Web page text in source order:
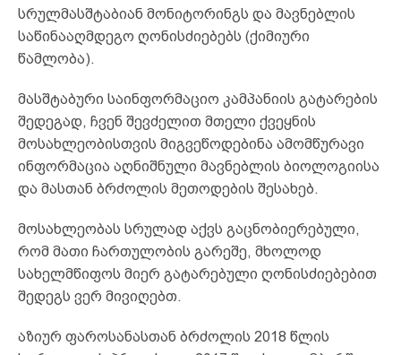
სრულმასშტაბიან მონიტორინგს და მავნებლის
საწინააღმდეგო ღონისძიებებს (ქიმიური
წამლობა).
მასშტაბური საინფორმაციო კამპანიის გატარების
შედეგად, ჩვენ შევძელით მთელი ქვეყნის
მოსახლეობისთვის მიგვეწოდებინა ამომწურავი
ინფორმაცია აღნიშნული მავნებლის ბიოლოგიისა
და მასთან ბრძოლის მეთოდების შესახებ.
მოსახლეობას სრულად აქვს გაცნობიერებული,
რომ მათი ჩართულობის გარეშე, მხოლოდ
სახელმწიფოს მიერ გატარებული ღონისძიებებით
შედეგს ვერ მივიღებთ.
აზიურ ფაროსანასთან ბრძოლის 2018 წლის